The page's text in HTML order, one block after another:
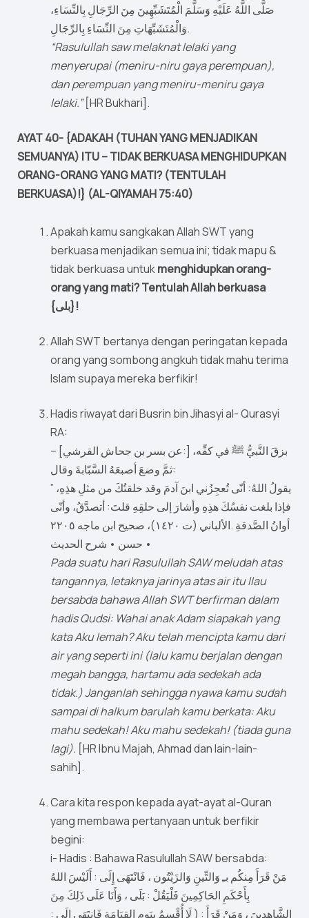
صَلَّى اللَّهُ عَلَيْهِ وَسَلَّمَ الْمُتَشَبِّهِينَ مِنَ الرِّجَالِ بِالنِّسَاءِ،
وَالْمُتَشَبِّهَاتِ مِنَ النِّسَاءِ بِالرِّجَالِ.
“Rasulullah saw melaknat lelaki yang
menyerupai (meniru-niru gaya perempuan),
dan perempuan yang meniru-meniru gaya
lelaki.”[HR Bukhari].
AYAT 40- {ADAKAH (TUHAN YANG MENJADIKAN
SEMUANYA) ITU – TIDAK BERKUASA MENGHIDUPKAN
ORANG-ORANG YANG MATI? (TENTULAH
BERKUASA)!} (AL-QIYAMAH 75:40)
Apakah kamu sangkakan Allah SWT yang
berkuasa menjadikan semua ini; tidak mapu &
tidak berkuasa untukmenghidupkan orang-
orang yang mati? Tentulah Allah berkuasa
{بلى}!
Allah SWT bertanya dengan peringatan kepada
orang yang sombong angkuh tidak mahu terima
Islam supaya mereka berfikir!
Hadis riwayat dari Busrin bin Jihasyi al- Qurasyi
RA:
– [عن بسر بن جحاش القرشي:] بزقَ النَّبيُّ ﷺ في كفِّه،
ثمَّ وضعَ أصبعَهُ السَّبّابةَ وقال:
” يقولُ اللهُ: أنّى تُعجِزُني ابنَ آدمَ وقد خلقتُكَ من مثلِ هذِهِ،
فإذا بلغت نفسُكَ هذِهِ وأشارَ إلى حلقِهِ قلتَ: أتصدَّقُ، وأنّى
أوانُ الصَّدقةِ .الألباني (ت ١٤٢٠)، صحيح ابن ماجه ٢٢٠٥
• حسن • شرح الحديث
Pada suatu hari Rasulullah SAW meludah atas
tangannya, letaknya jarinya atas air itu llau
bersabda bahawa Allah SWT berfirman dalam
hadis Qudsi: Wahai anak Adam siapakah yang
kata Aku lemah? Aku telah mencipta kamu dari
air yang seperti ini (lalu kamu berjalan dengan
megah bangga, hartamu ada sedekah ada
tidak.) Janganlah sehingga nyawa kamu sudah
sampai di halkum barulah kamu berkata: Aku
mahu sedekah! Aku mahu sedekah! (tiada guna
lagi). [HR Ibnu Majah, Ahmad dan lain-lain-
sahih].
Cara kita respon kepada ayat-ayat al-Quran
yang membawa pertanyaan untuk berfikir
begini:
i- Hadis : Bahawa Rasulullah SAW bersabda:
مَنْ قَرَأَ مِنكُم بـِ وَالتِّينِ وَالزَيْتُون ، فَانْتَهَى إِلَى : أَلَيْسَ اللهُ
بِأَحْكَمِ الحَاكِمِينَ فَلْيَقُلْ : بَلَى ، وَأَنَا عَلَى ذَلِكَ مِنَ
الشَّاهِدِينَ ، وَمَنْ قَرَأَ : ( لَا أُقْسِمُ بِيَومِ القِيَامَةِ فَانتَهَى إِلَى :